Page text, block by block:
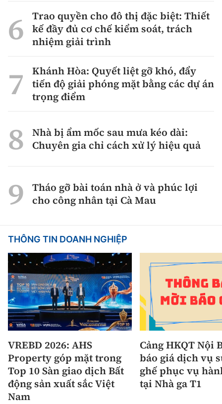
Trao quyền cho đô thị đặc biệt: Thiết
kế đầy đủ cơ chế kiểm soát, trách
nhiệm giải trình
Khánh Hòa: Quyết liệt gỡ khó, đẩy
tiến độ giải phóng mặt bằng các dự án
trọng điểm
Nhà bị ẩm mốc sau mưa kéo dài:
Chuyên gia chỉ cách xử lý hiệu quả
Tháo gỡ bài toán nhà ở và phúc lợi
cho công nhân tại Cà Mau
THÔNG TIN DOANH NGHIỆP
VREBD 2026: AHS
Property góp mặt trong
Top 10 Sàn giao dịch Bất
động sản xuất sắc Việt
Nam
Cảng HKQT Nội
báo giá dịch vụ
ghế phục vụ
tại Nhà ga T1